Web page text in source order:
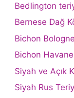
Bedlington
Bernese Dağ
Bichon
Bichon
Siyah ve Açık
Siyah Rus